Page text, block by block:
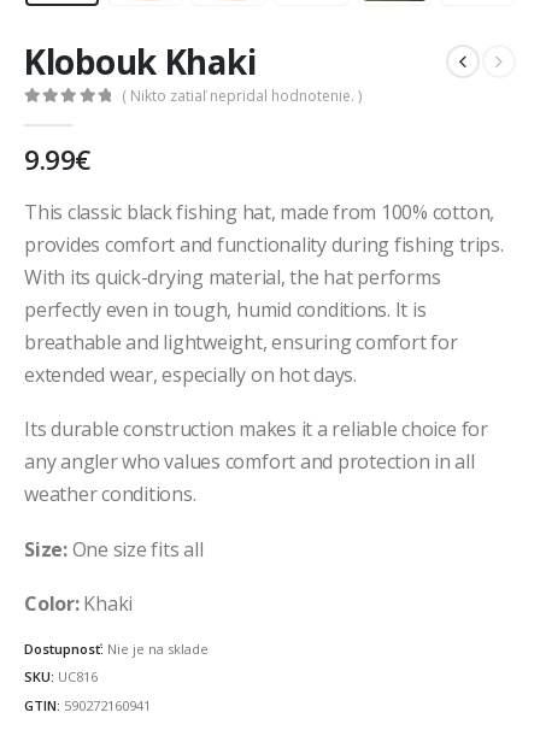
Klobouk Khaki
( Nikto zatiaľ nepridal hodnotenie. )
9.99€
This classic black fishing hat, made from 100% cotton,
provides comfort and functionality during fishing trips.
With its quick-drying material, the hat performs
perfectly even in tough, humid conditions. It is
breathable and lightweight, ensuring comfort for
extended wear, especially on hot days.
Its durable construction makes it a reliable choice for
any angler who values comfort and protection in all
weather conditions.
Size:One size fits all
Color:Khaki
Dostupnosť: Nie je na sklade
SKU: UC816
GTIN: 590272160941